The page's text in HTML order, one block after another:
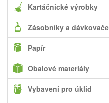
Kartáčnické výrobky
Zásobníky a dávkovače
Papír
Obalové materiály
Vybavení pro úklid